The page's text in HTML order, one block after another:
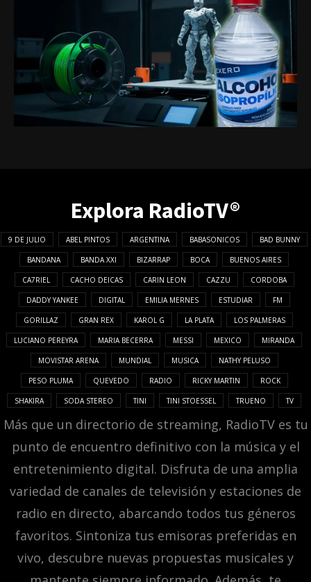
Explora RadioTV®
9 DE JULIO ABEL PINTOS ARGENTINA BABASONICOS BAD BUNNY
BANDANA BANDA XXI BIZARRAP BOCA BUENOS AIRES
CA7RIEL CACHO DEICAS CARIN LEON CAZZU CORDOBA
DADDY YANKEE DIGITAL EMILIA MERNES ESTUDIAR FM
GORILLAZ GRAN REX KAROL G LA PLATA LOS PALMERAS
LUCIANO PEREYRA MARIA BECERRA MESSI MEXICO MIRANDA
MOVISTAR ARENA MUNDIAL MUSICA NATHY PELUSO
PESO PLUMA QUEVEDO RADIO RICKY MARTIN ROCK
SHAKIRA SODA STEREO TINI TINI STOESSEL TRUENO TV
Más que un directorio de streaming, RadioTV es tu
punto de encuentro definitivo con la música y el
entretenimiento digital. Disfruta de una amplia
variedad de canales de televisión y estaciones de
radio en directo, abarcando todos tus géneros
favoritos. Sintoniza tus emisoras preferidas en
vivo, descubre nuevas propuestas musicales y